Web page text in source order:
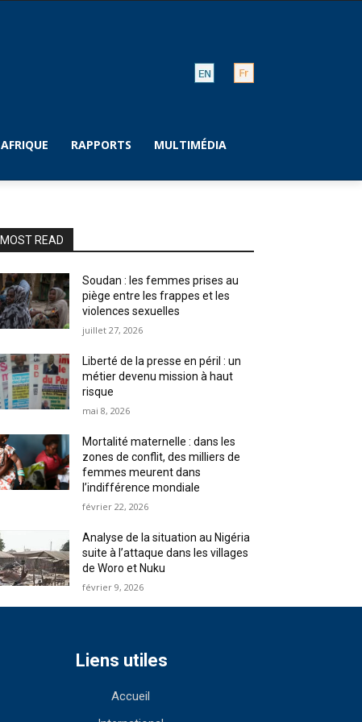
AFRIQUE RAPPORTS MULTIMÉDIA
MOST READ
Soudan : les femmes prises au
piège entre les frappes et les
violences sexuelles
juillet 27, 2026
Liberté de la presse en péril : un
métier devenu mission à haut
risque
mai 8, 2026
Mortalité maternelle : dans les
zones de conflit, des milliers de
femmes meurent dans
l’indifférence mondiale
février 22, 2026
Analyse de la situation au Nigéria
suite à l’attaque dans les villages
de Woro et Nuku
février 9, 2026
Liens utiles
Accueil